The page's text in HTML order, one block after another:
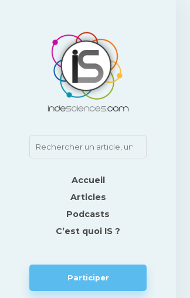
Accueil
Articles
Podcasts
C’est quoi IS ?
Participer